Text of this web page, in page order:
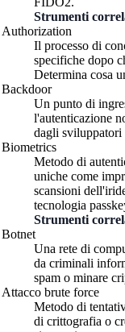
Strumenti
Authorization
Il processo di
specifiche dopo
Determina cosa
Backdoor
Un punto di
l'autenticazione
dagli sviluppatori
Biometrics
Metodo di
uniche come
scansioni
tecnologia
Strumenti
Botnet
Una rete di
da criminali
spam o minare
Attacco brute force
Metodo di
di crittografia o